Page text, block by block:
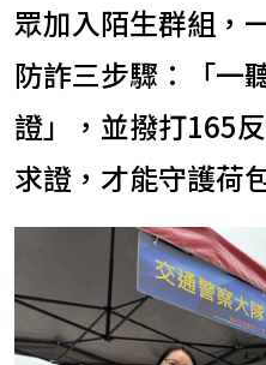
眾加入陌生群組，
防詐三步驟：「一
證」，並撥打165
求證，才能守護荷